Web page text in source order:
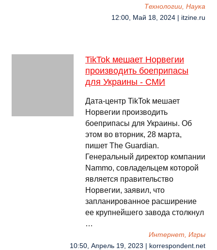
Технологии, Наука
12:00, Май 18, 2024 | itzine.ru
TikTok мешает Норвегии
производить боеприпасы
для Украины - СМИ
Дата-центр TikTok мешает
Норвегии производить
боеприпасы для Украины. Об
этом во вторник, 28 марта,
пишет The Guardian.
Генеральный директор компании
Nammo, совладельцем которой
является правительство
Норвегии, заявил, что
запланированное расширение
ее крупнейшего завода столкнул
…
Интернет, Игры
10:50, Апрель 19, 2023 | korrespondent.net